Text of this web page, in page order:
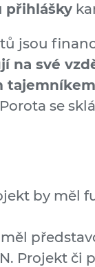
přihlášky
jsou
na své
se
by měl
Projekt či